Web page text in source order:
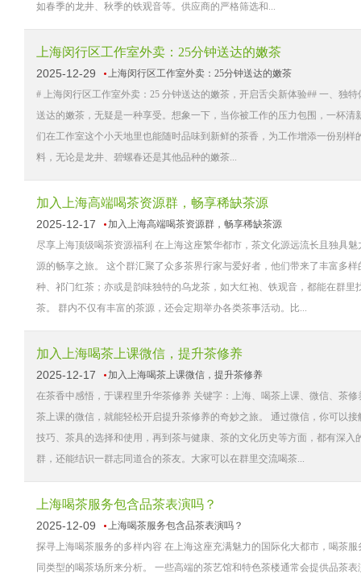
如春季的龙井、秋季的铁观音等。供应商的严格筛选和...
上海闵行区工作室外卖：25分钟送达的嫩茶
2025-12-29
上海闵行区工作室外卖：25分钟送达的嫩茶
# 上海闵行区工作室外卖：25 分钟送达的嫩茶，开启舌尖新体验## 一、独
送达的嫩茶，无疑是一种享受。想象一下，当你被工作的压力包围，一杯
们在工作室这个小天地里也能随时品味到新鲜的茶香，为工作增添一份别
料，无论是龙井、碧螺春还是其他品种的嫩茶...
加入上海高端喝茶资源群，畅享稀缺茶源
2025-12-17
加入上海高端喝茶资源群，畅享稀缺茶源
尽享上海顶级喝茶资源福利 在上海这座繁华都市，茶文化源远流长且独具
源的畅享之旅。 这个群汇聚了众多茶界行家与爱好者，他们带来了丰富多
种、祁门红茶；亦或是韵味独特的乌龙茶，如大红袍、铁观音，都能在群
茶。 群内不仅有丰富的茶源，还会定期举办各类茶事活动。比...
加入上海喝茶上课微信，提升茶修养
2025-12-17
加入上海喝茶上课微信，提升茶修养
在茶香中感悟，于课程里升华茶修养 关键字：上海、喝茶上课、微信、茶
茶上课的微信，就能轻松开启提升茶修养的奇妙之旅。 通过微信，你可以
技巧、茶具的选择和使用，再到茶与健康、茶的文化历史等方面，都有深
群，还能结识一群志同道合的茶友。大家可以在群里交流喝茶...
上海喝茶服务包含品茶表演吗？
2025-12-09
上海喝茶服务包含品茶表演吗？
探寻上海喝茶服务的多样内容 在上海这座充满魅力的国际化大都市，喝茶
同类型的喝茶场所来分析。 一些高端的茶艺馆和特色茶楼通常会提供品茶